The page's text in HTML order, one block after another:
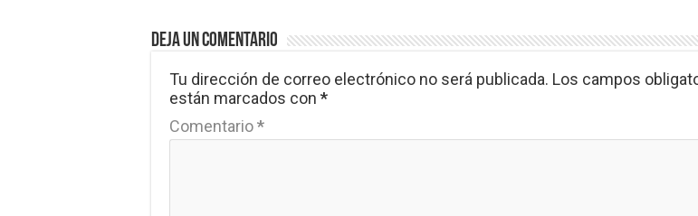
Deja un comentario
Tu dirección de correo electrónico no será publicada. Los campos
están marcados con *
Comentario*